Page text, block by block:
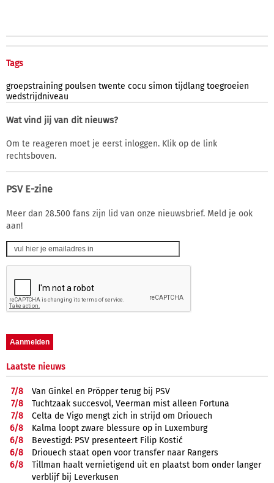
Tags
groepstraining poulsen twente cocu simon tijdlang toegroeien
wedstrijdniveau
Wat vind jij van dit nieuws?
Om te reageren moet je eerst inloggen. Klik op de link
rechtsboven.
PSV E-zine
Meer dan 28.500 fans zijn lid van onze nieuwsbrief. Meld je ook
aan!
Laatste nieuws
7/8
Van Ginkel en Pröpper terug bij PSV
7/8
Tuchtzaak succesvol, Veerman mist alleen Fortuna
7/8
Celta de Vigo mengt zich in strijd om Driouech
6/8
Kalma loopt zware blessure op in Luxemburg
6/8
Bevestigd: PSV presenteert Filip Kostić
6/8
Driouech staat open voor transfer naar Rangers
6/8
Tillman haalt vernietigend uit en plaatst bom onder langer
verblijf bij Leverkusen